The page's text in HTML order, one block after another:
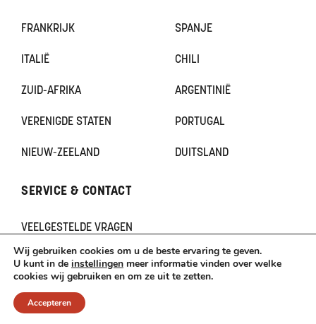
FRANKRIJK SPANJE
ITALIË CHILI
ZUID-AFRIKA ARGENTINIË
VERENIGDE STATEN PORTUGAL
NIEUW-ZEELAND DUITSLAND
SERVICE & CONTACT
VEELGESTELDE VRAGEN
CONTACT
KLACHTEN
TERUGBETAAL- EN RETOURNERINGSBELEID
Wij gebruiken cookies om u de beste ervaring te geven.
U kunt in de instellingen meer informatie vinden over welke
cookies wij gebruiken en om ze uit te zetten.
Accepteren